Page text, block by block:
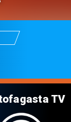
TV